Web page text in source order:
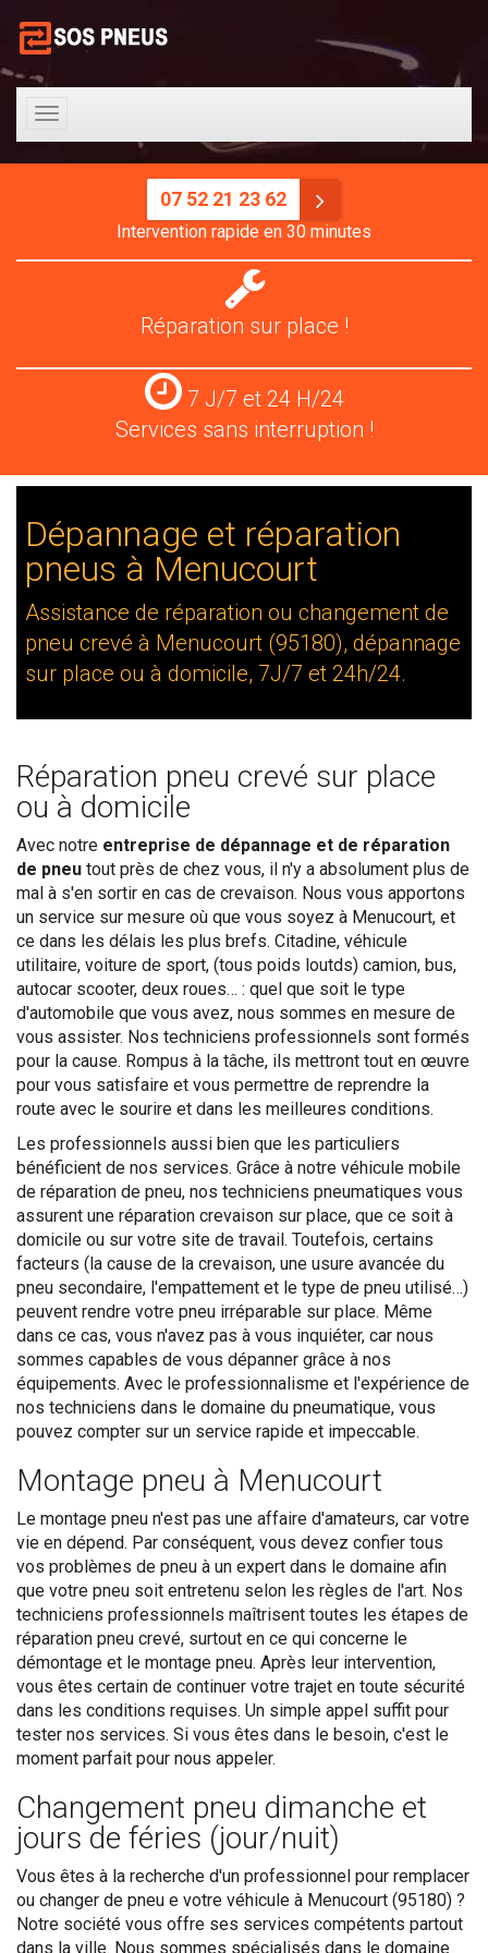
Toggle
navigation
07 52 21 23 62
Intervention rapide en 30 minutes
Réparation
pneus
Réparation sur place !
Services
24
H/24
7 J/7 et 24 H/24
Services sans interruption !
Dépannage et réparation
pneus à Menucourt
Assistance de réparation ou changement de
pneu crevé à Menucourt (95180), dépannage
sur place ou à domicile, 7J/7 et 24h/24.
Réparation pneu crevé sur place
ou à domicile
Avec notre entreprise de dépannage et de réparation
de pneu tout près de chez vous, il n'y a absolument plus de
mal à s'en sortir en cas de crevaison. Nous vous apportons
un service sur mesure où que vous soyez à Menucourt, et
ce dans les délais les plus brefs. Citadine, véhicule
utilitaire, voiture de sport, (tous poids loutds) camion, bus,
autocar scooter, deux roues… : quel que soit le type
d'automobile que vous avez, nous sommes en mesure de
vous assister. Nos techniciens professionnels sont formés
pour la cause. Rompus à la tâche, ils mettront tout en œuvre
pour vous satisfaire et vous permettre de reprendre la
route avec le sourire et dans les meilleures conditions.
Les professionnels aussi bien que les particuliers
bénéficient de nos services. Grâce à notre véhicule mobile
de réparation de pneu, nos techniciens pneumatiques vous
assurent une réparation crevaison sur place, que ce soit à
domicile ou sur votre site de travail. Toutefois, certains
facteurs (la cause de la crevaison, une usure avancée du
pneu secondaire, l'empattement et le type de pneu utilisé…)
peuvent rendre votre pneu irréparable sur place. Même
dans ce cas, vous n'avez pas à vous inquiéter, car nous
sommes capables de vous dépanner grâce à nos
équipements. Avec le professionnalisme et l'expérience de
nos techniciens dans le domaine du pneumatique, vous
pouvez compter sur un service rapide et impeccable.
Montage pneu à Menucourt
Le montage pneu n'est pas une affaire d'amateurs, car votre
vie en dépend. Par conséquent, vous devez confier tous
vos problèmes de pneu à un expert dans le domaine afin
que votre pneu soit entretenu selon les règles de l'art. Nos
techniciens professionnels maîtrisent toutes les étapes de
réparation pneu crevé, surtout en ce qui concerne le
démontage et le montage pneu. Après leur intervention,
vous êtes certain de continuer votre trajet en toute sécurité
dans les conditions requises. Un simple appel suffit pour
tester nos services. Si vous êtes dans le besoin, c'est le
moment parfait pour nous appeler.
Changement pneu dimanche et
jours de féries (jour/nuit)
Vous êtes à la recherche d'un professionnel pour remplacer
ou changer de pneu e votre véhicule à Menucourt (95180) ?
Notre société vous offre ses services compétents partout
dans la ville. Nous sommes spécialisés dans le domaine